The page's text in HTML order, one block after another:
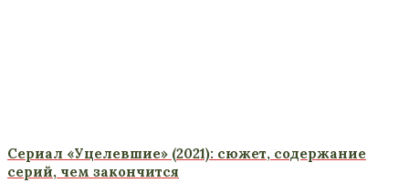
Сериал «Уцелевшие» (2021): сюжет, содержание
серий, чем закончится